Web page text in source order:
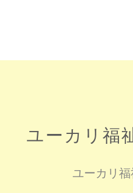
ユーカリ福
ユーカリ